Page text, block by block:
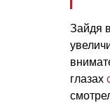
Зайдя
глазах